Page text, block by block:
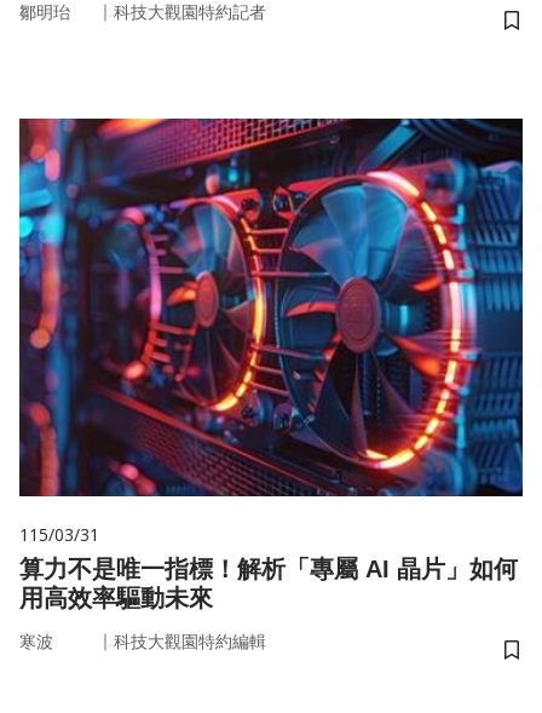
鄒明珆 ｜ 科技大觀園特約記者
儲
115/03/31
算力不是唯一指標！解析「專屬 AI 晶片」如何
用高效率驅動未來
寒波 ｜ 科技大觀園特約編輯
儲